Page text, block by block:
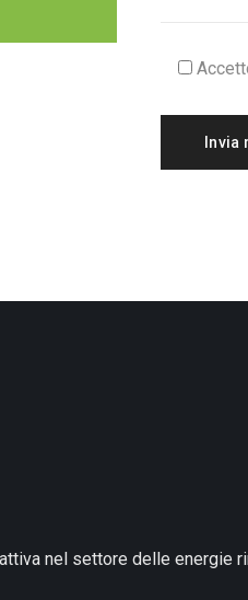
attiva nel settore delle energie